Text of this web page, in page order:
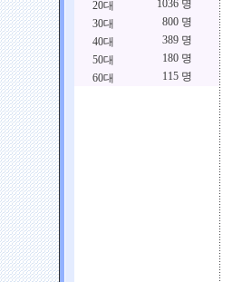
20대
1036 명
30대
800 명
40대
389 명
50대
180 명
60대
115 명